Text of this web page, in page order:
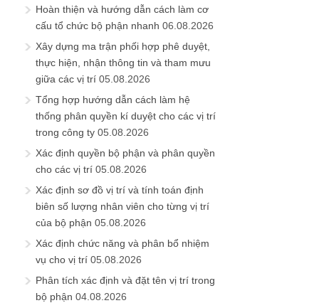
Hoàn thiện và hướng dẫn cách làm cơ
cấu tổ chức bộ phận nhanh 06.08.2026
Xây dựng ma trận phối hợp phê duyệt,
thực hiện, nhận thông tin và tham mưu
giữa các vị trí 05.08.2026
Tổng hợp hướng dẫn cách làm hệ
thống phân quyền kí duyệt cho các vị trí
trong công ty 05.08.2026
Xác định quyền bộ phận và phân quyền
cho các vị trí 05.08.2026
Xác định sơ đồ vị trí và tính toán định
biên số lượng nhân viên cho từng vị trí
của bộ phận 05.08.2026
Xác định chức năng và phân bổ nhiệm
vụ cho vị trí 05.08.2026
Phân tích xác định và đặt tên vị trí trong
bộ phận 04.08.2026